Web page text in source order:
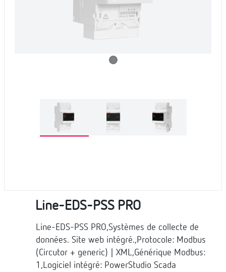
Line-EDS-PSS PRO
Line-EDS-PSS PRO,Systèmes de collecte de
données. Site web intégré.,Protocole: Modbus
(Circutor + generic) | XML,Générique Modbus:
1,Logiciel intégré: PowerStudio Scada